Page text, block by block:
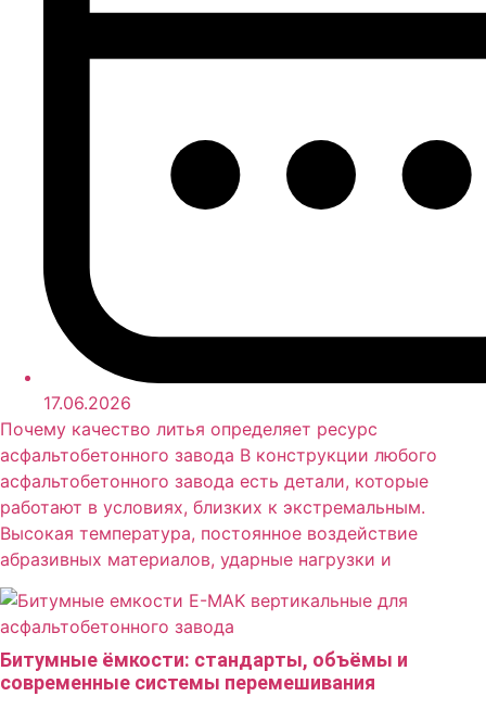
17.06.2026
Почему качество литья определяет ресурс
асфальтобетонного завода В конструкции любого
асфальтобетонного завода есть детали, которые
работают в условиях, близких к экстремальным.
Высокая температура, постоянное воздействие
абразивных материалов, ударные нагрузки и
Битумные ёмкости: стандарты, объёмы и
современные системы перемешивания